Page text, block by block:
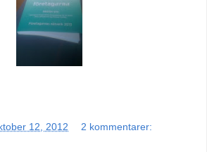
12, 2012 2 kommentarer: